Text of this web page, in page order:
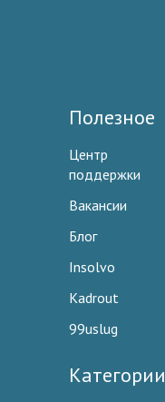
Полезное
Центр
поддержки
Вакансии
Блог
Insolvo
Kadrout
99uslug
Категории